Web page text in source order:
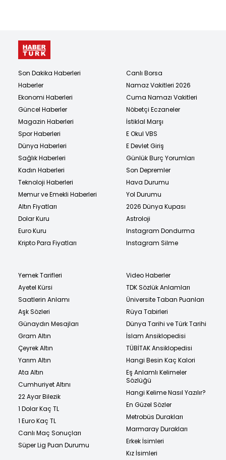
Son Dakika Haberleri
Haberler
Ekonomi Haberleri
Güncel Haberler
Magazin Haberleri
Spor Haberleri
Dünya Haberleri
Sağlık Haberleri
Kadın Haberleri
Teknoloji Haberleri
Memur ve Emekli Haberleri
Altın Fiyatları
Dolar Kuru
Euro Kuru
Kripto Para Fiyatları
Canlı Borsa
Namaz Vakitleri 2026
Cuma Namazı Vakitleri
Nöbetçi Eczaneler
İstiklal Marşı
E Okul VBS
E Devlet Giriş
Günlük Burç Yorumları
Son Depremler
Hava Durumu
Yol Durumu
2026 Dünya Kupası
Astroloji
Instagram Dondurma
Instagram Silme
Yemek Tarifleri
Ayetel Kürsi
Saatlerin Anlamı
Aşk Sözleri
Günaydın Mesajları
Gram Altın
Çeyrek Altın
Yarım Altın
Ata Altın
Cumhuriyet Altını
22 Ayar Bilezik
1 Dolar Kaç TL
1 Euro Kaç TL
Canlı Maç Sonuçları
Süper Lig Puan Durumu
Video Haberler
TDK Sözlük Anlamları
Üniversite Taban Puanları
Rüya Tabirleri
Dünya Tarihi ve Türk Tarihi
İslam Ansiklopedisi
TÜBİTAK Ansiklopedisi
Hangi Besin Kaç Kalori
Eş Anlamlı Kelimeler
Sözlüğü
Hangi Kelime Nasıl Yazılır?
En Güzel Sözler
Metrobüs Durakları
Marmaray Durakları
Erkek İsimleri
Kız İsimleri